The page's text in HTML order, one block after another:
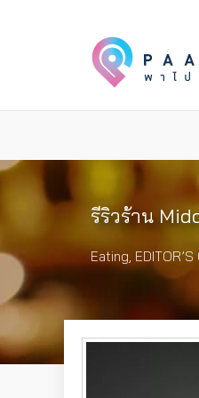
รีริวร้าน
Eating, EDITOR’S